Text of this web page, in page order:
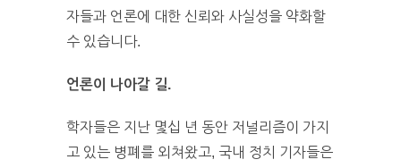
자들과 언론에 대한 신뢰와 사실성을 약화할
수 있습니다.
언론이 나아갈 길.
학자들은 지난 몇십 년 동안 저널리즘이 가지
고 있는 병폐를 외쳐왔고, 국내 정치 기자들은